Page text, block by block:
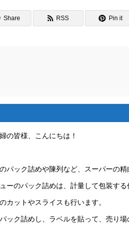
Share RSS Pin it
の皆様、こんにちは！
パック詰めや陳列など、スーパーの精
ーのパック詰めは、計量して包装する
カットやスライスも行います。
ック詰めし、ラベルを貼って、売り場